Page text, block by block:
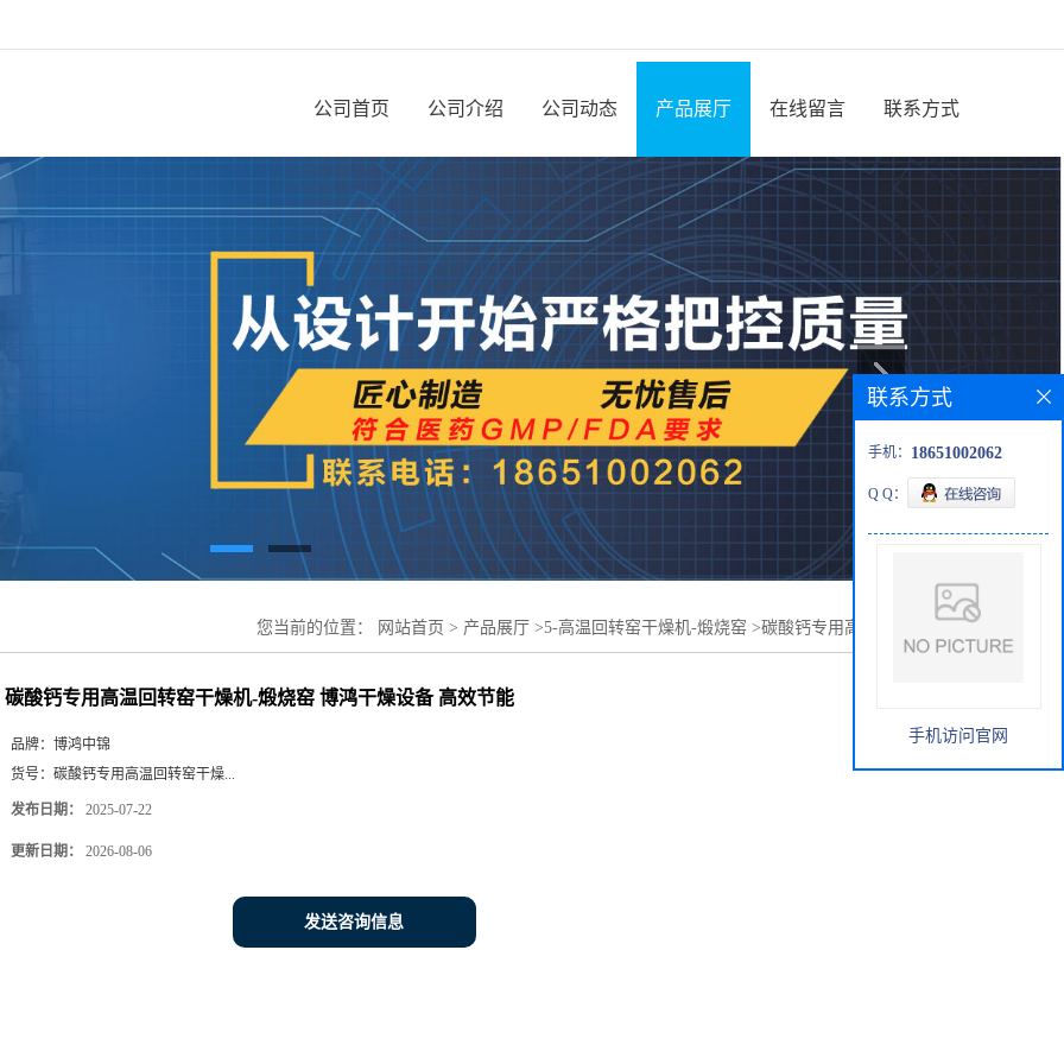
公司首页 公司介绍 公司动态 产品展厅 在线留言 联系方式
您当前的位置： 网站首页 > 产品展厅 >5-高温回转窑干燥机-煅烧窑 >碳酸钙专用高温回转窑干燥
碳酸钙专用高温回转窑干燥机-煅烧窑 博鸿干燥设备 高效节能
品牌： 博鸿中锦
货号： 碳酸钙专用高温回转窑干燥...
发布日期： 2025-07-22
更新日期： 2026-08-06
发送咨询信息
联系方式
手机： 18651002062
Q Q：
手机访问官网